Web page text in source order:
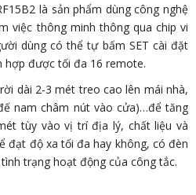
là sản phẩm dùng công nghệ
việc thông minh thông qua chip vi
dùng có thể tự bấm SET cài đặt
hợp được tối đa 16 remote.
dài 2-3 mét treo cao lên mái nhà,
nam châm nút vào cửa)…để tăng
tùy vào vị trí địa lý, chất liệu và
đạt độ xa tối đa hay không, có đèn
trạng hoạt động của công tắc.